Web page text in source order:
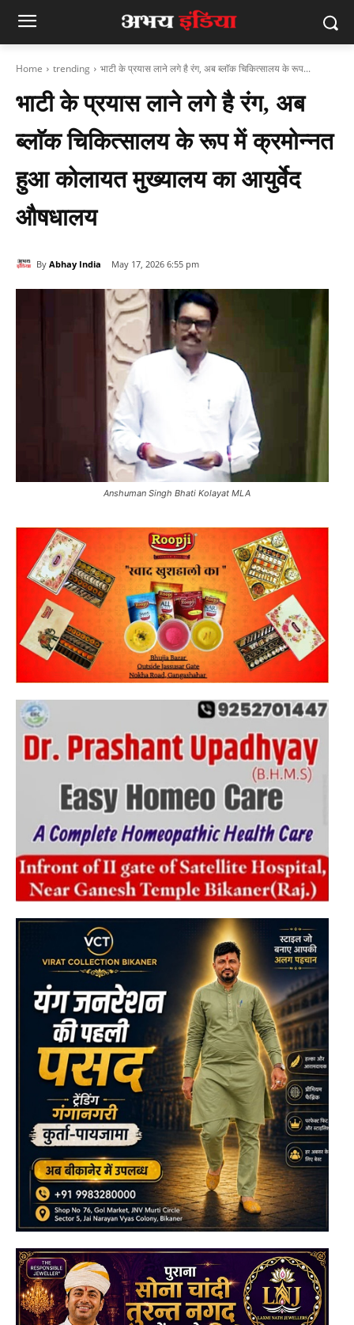
Home trending भाटी के प्रयास लाने लगे है रंग, अब ब्लाॅक चिकित्सालय के रूप...
भाटी के प्रयास लाने लगे है रंग, अब
ब्लाॅक चिकित्सालय के रूप में क्रमोन्नत
हुआ कोलायत मुख्यालय का आयुर्वेद
औषधालय
By Abhay India May 17, 2026 6:55 pm
Anshuman Singh Bhati Kolayat MLA